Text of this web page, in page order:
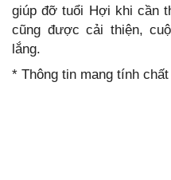
giúp đỡ tuổi Hợi khi cần
cũng được cải thiện,
lắng.
* Thông tin mang tính